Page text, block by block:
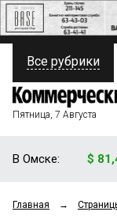
ПОЛИТИКА
ФИНАНСЫ
ОБЩЕСТВО
Все рубрики
Пятница, 7 Августа
В Омске: $
Главная →